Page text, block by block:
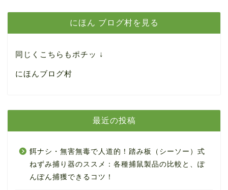
にほん ブログ村を見る
同じくこちらもポチッ ↓
にほんブログ村
最近の投稿
餌ナシ・無害無毒で人道的！踏み板（シーソー）式
ねずみ捕り器のススメ：各種捕鼠製品の比較と、ぽ
んぽん捕獲できるコツ！